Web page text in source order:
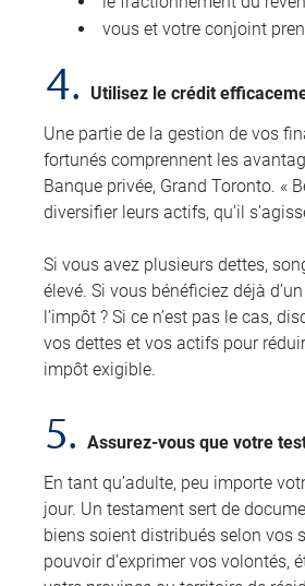
vous et votre conjoint
4.
Utilisez le crédit
Une partie de la gestion de vos
fortunés comprennent les
Banque privée, Grand Toronto. «
diversifier leurs actifs, qu’il
Si vous avez plusieurs dettes,
élevé. Si vous bénéficiez déjà
l’impôt ? Si ce n’est pas le cas,
vos dettes et vos actifs pour
impôt exigible.
5.Assurez-vous que votre
En tant qu’adulte, peu importe
jour. Un testament sert de
biens soient distribués selon vos
pouvoir d’exprimer vos